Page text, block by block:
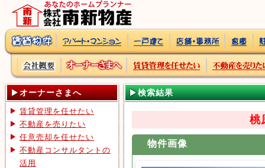
検索結果
桃
物件画像
オーナーさまへ
賃貸管理を任せたい
不動産を売りたい
任意売却を任せたい
不動産コンサルタントの
活用